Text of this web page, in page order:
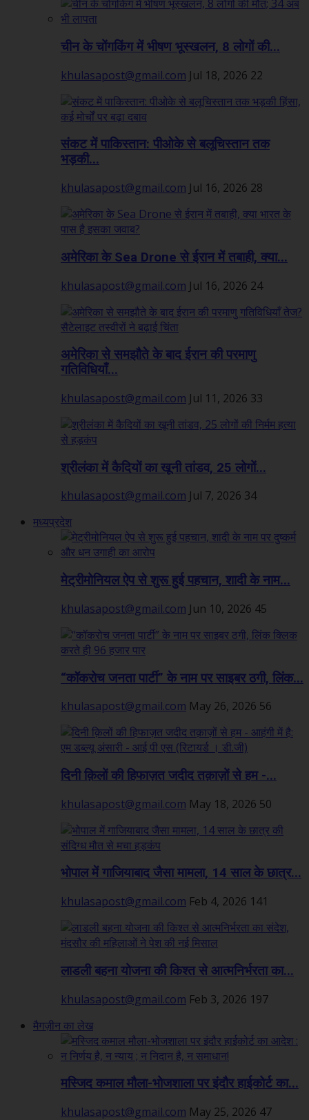
चीन के चोंगकिंग में भीषण भूस्खलन, 8 लोगों की...
khulasapost@gmail.com Jul 18, 2026 22
संकट में पाकिस्तान: पीओके से बलूचिस्तान तक
भड़की...
khulasapost@gmail.com Jul 16, 2026 28
अमेरिका के Sea Drone से ईरान में तबाही, क्या...
khulasapost@gmail.com Jul 16, 2026 24
अमेरिका से समझौते के बाद ईरान की परमाणु
गतिविधियाँ...
khulasapost@gmail.com Jul 11, 2026 33
श्रीलंका में कैदियों का खूनी तांडव, 25 लोगों...
khulasapost@gmail.com Jul 7, 2026 34
मध्यप्रदेश
मेट्रीमोनियल ऐप से शुरू हुई पहचान, शादी के नाम...
khulasapost@gmail.com Jun 10, 2026 45
“कॉकरोच जनता पार्टी” के नाम पर साइबर ठगी, लिंक...
khulasapost@gmail.com May 26, 2026 56
दिनी क़िलों की हिफाज़त जदीद तक़ाज़ों से हम -...
khulasapost@gmail.com May 18, 2026 50
भोपाल में गाजियाबाद जैसा मामला, 14 साल के छात्र...
khulasapost@gmail.com Feb 4, 2026 141
लाडली बहना योजना की किश्त से आत्मनिर्भरता का...
khulasapost@gmail.com Feb 3, 2026 197
मैगज़ीन का लेख
मस्जिद कमाल मौला-भोजशाला पर इंदौर हाईकोर्ट का...
khulasapost@gmail.com May 25, 2026 47